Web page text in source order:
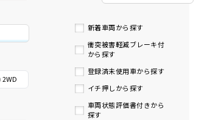
2WD
新着車両から探す
衝突被害軽減ブレーキ付
から探す
登録済未使用車から探す
イチ押しから探す
車両状態評価書付きから
探す